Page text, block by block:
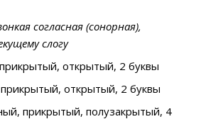
согласная (сонорная),
слогу
открытый, 2 буквы
открытый, 2 буквы
прикрытый, полузакрытый, 4